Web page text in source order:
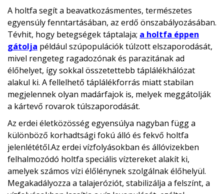
A holtfa segít a beavatkozásmentes, természetes
egyensúly fenntartásában, az erdő önszabályozásában.
Tévhit, hogy betegségek táptalaja; a holtfa éppen
gátolja például szúpopulációk túlzott elszaporodását,
mivel rengeteg ragadozónak és parazitának ad
élőhelyet, így sokkal összetettebb táplálékhálózat
alakul ki. A fellelhető táplálékforrás miatt stabilan
megjelennek olyan madárfajok is, melyek meggátolják
a kártevő rovarok túlszaporodását.
Az erdei életközösség egyensúlya nagyban függ a
különböző korhadtsági fokú álló és fekvő holtfa
jelenlététől.Az erdei vízfolyásokban és állóvizekben
felhalmozódó holtfa speciális víztereket alakít ki,
amelyek számos vízi élőlénynek szolgálnak élőhelyül.
Megakadályozza a talajeróziót, stabilizálja a felszínt, a